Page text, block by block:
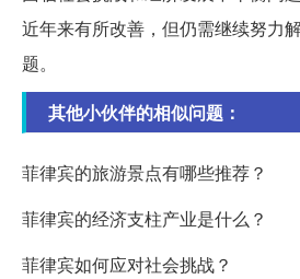
近年来有所改善，但仍需继续努力
题。
其他小伙伴的相似问题：
菲律宾的旅游景点有哪些推荐？
菲律宾的经济支柱产业是什么？
菲律宾如何应对社会挑战？